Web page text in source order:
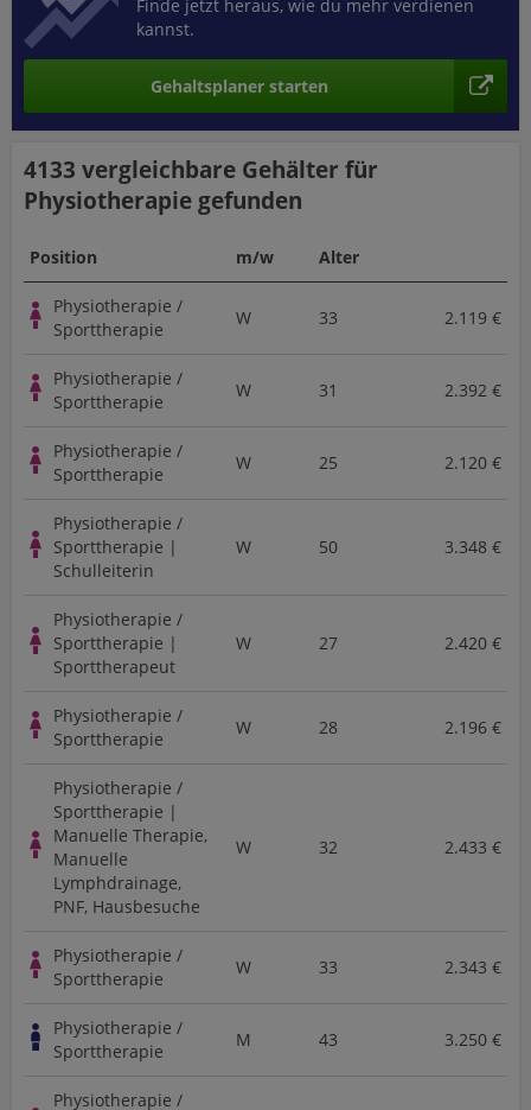
Finde jetzt heraus, wie du mehr verdienen
kannst.
Gehaltsplaner starten
4133 vergleichbare Gehälter für
Physiotherapie gefunden
Position m/w Alter
Physiotherapie /
Sporttherapie
W 33 2.119 €
Physiotherapie /
Sporttherapie
W 31 2.392 €
Physiotherapie /
Sporttherapie
W 25 2.120 €
Physiotherapie /
Sporttherapie |
Schulleiterin
W 50 3.348 €
Physiotherapie /
Sporttherapie |
Sporttherapeut
W 27 2.420 €
Physiotherapie /
Sporttherapie
W 28 2.196 €
Physiotherapie /
Sporttherapie |
Manuelle Therapie,
Manuelle
Lymphdrainage,
PNF, Hausbesuche
W 32 2.433 €
Physiotherapie /
Sporttherapie
W 33 2.343 €
Physiotherapie /
Sporttherapie
M 43 3.250 €
Physiotherapie /